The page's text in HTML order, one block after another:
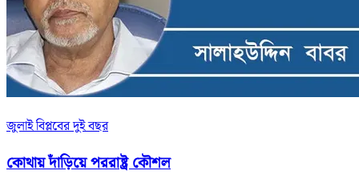
জুলাই বিপ্লবের দুই বছর
কোথায় দাঁড়িয়ে পররাষ্ট্র কৌশল